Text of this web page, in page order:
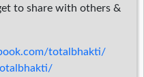
to share with others &
totalbhakti/